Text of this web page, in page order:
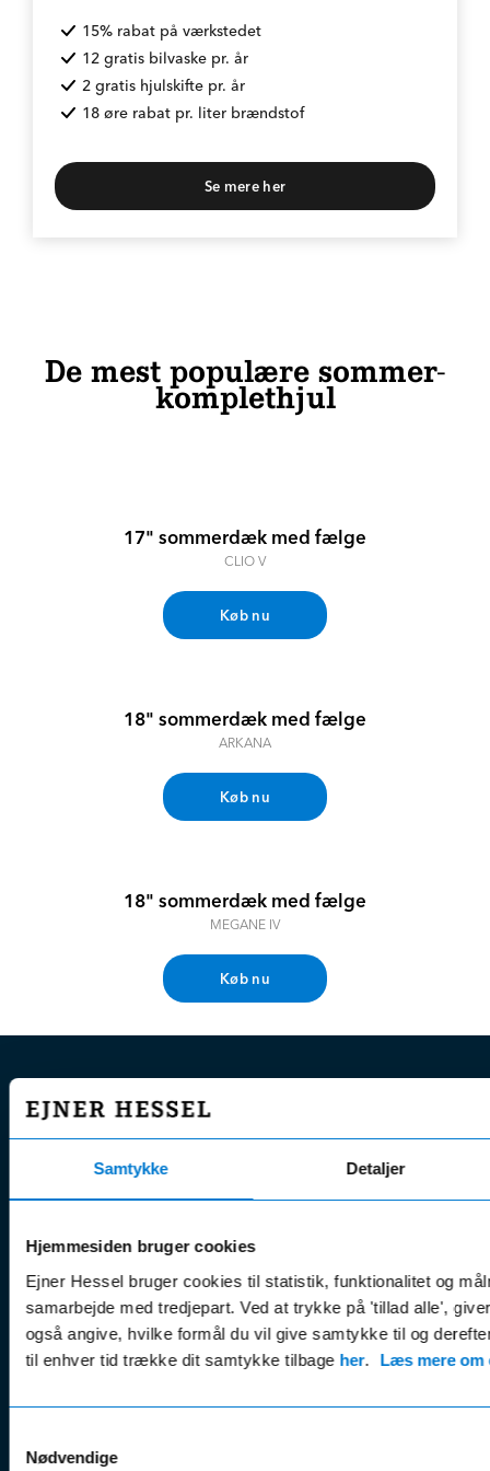
Samtykke Detaljer
Hjemmesiden bruger cookies
Ejner Hessel bruger cookies til statistik, funktionalitet og
samarbejde med tredjepart. Ved at trykke på 'tillad alle',
også angive, hvilke formål du vil give samtykke til og
til enhver tid trække dit samtykke tilbage her. Læs mere om
Nødvendige
15% rabat på værkstedet
12 gratis bilvaske pr. år
2 gratis hjulskifte pr. år
18 øre rabat pr. liter brændstof
Se mere her
De mest populære sommer-
komplethjul
17" sommerdæk med fælge
CLIO V
Køb nu
18" sommerdæk med fælge
ARKANA
Køb nu
18" sommerdæk med fælge
MEGANE IV
Køb nu
Fandt du ikke de sommer-
komplethjul, du ledte efter?
komplethjul til sommeren. Så fandt du ikke hvad du søgte, så
bare rolig. Du kan nemlig se hele vores udvalg af sommer-
Se alle komplette sommerhjul
EJNER HESSEL
Ejner Hessel A/S